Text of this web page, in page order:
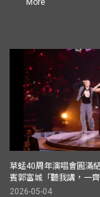
More
草蜢40周年演唱會圓滿
賓郭富城「聽我講，一
2026-05-04